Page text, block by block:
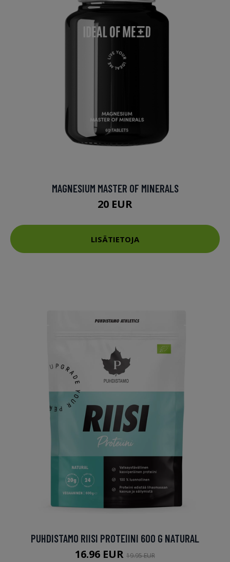
MAGNESIUM MASTER OF MINERALS
20 EUR
LISÄTIETOJA
PUHDISTAMO RIISI PROTEIINI 600 G NATURAL
16.96 EUR 19.95 EUR